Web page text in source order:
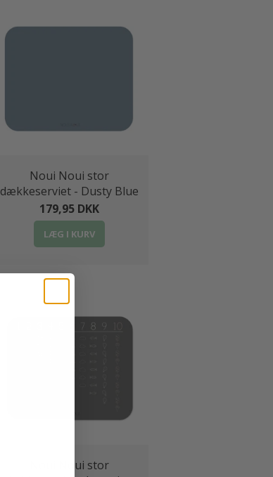
Noui Noui stor
dækkeserviet - Dusty Blue
179,95 DKK
LÆG I KURV
Noui Noui stor